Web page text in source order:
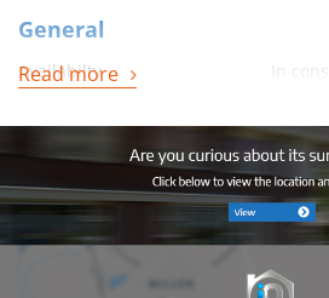
General
Availabilty
Energy
Energy label
A++
Boiler
Combi
Boiler owned
Ja
Hot water heating
Ja
Read more